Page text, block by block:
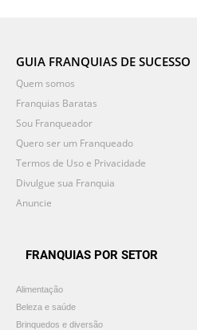
GUIA FRANQUIAS DE SUCESSO
Quem somos
Franquias Baratas
Sou Franqueador
Quero ser um Franqueado
Termos de Uso e Privacidade
Divulgue sua Franquia
Anuncie
FRANQUIAS POR SETOR
Alimentação
Beleza e saúde
Brinquedos e diversão